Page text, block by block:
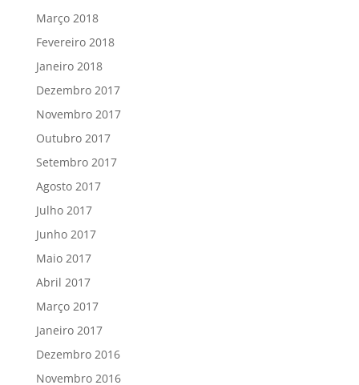
Março 2018
Fevereiro 2018
Janeiro 2018
Dezembro 2017
Novembro 2017
Outubro 2017
Setembro 2017
Agosto 2017
Julho 2017
Junho 2017
Maio 2017
Abril 2017
Março 2017
Janeiro 2017
Dezembro 2016
Novembro 2016